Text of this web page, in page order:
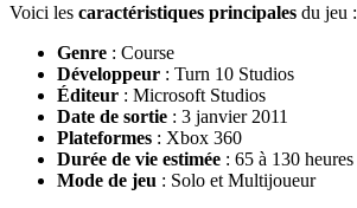
Voici les caractéristiques principales du jeu :
Genre : Course
Développeur : Turn 10 Studios
Éditeur : Microsoft Studios
Date de sortie : 3 janvier 2011
Plateformes : Xbox 360
Durée de vie estimée : 65 à 130 heures
Mode de jeu : Solo et Multijoueur